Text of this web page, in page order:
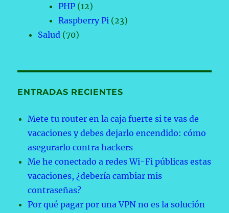
PHP (12)
Raspberry Pi (23)
Salud (70)
ENTRADAS RECIENTES
Mete tu router en la caja fuerte si te vas de
vacaciones y debes dejarlo encendido: cómo
asegurarlo contra hackers
Me he conectado a redes Wi-Fi públicas estas
vacaciones, ¿debería cambiar mis
contraseñas?
Por qué pagar por una VPN no es la solución